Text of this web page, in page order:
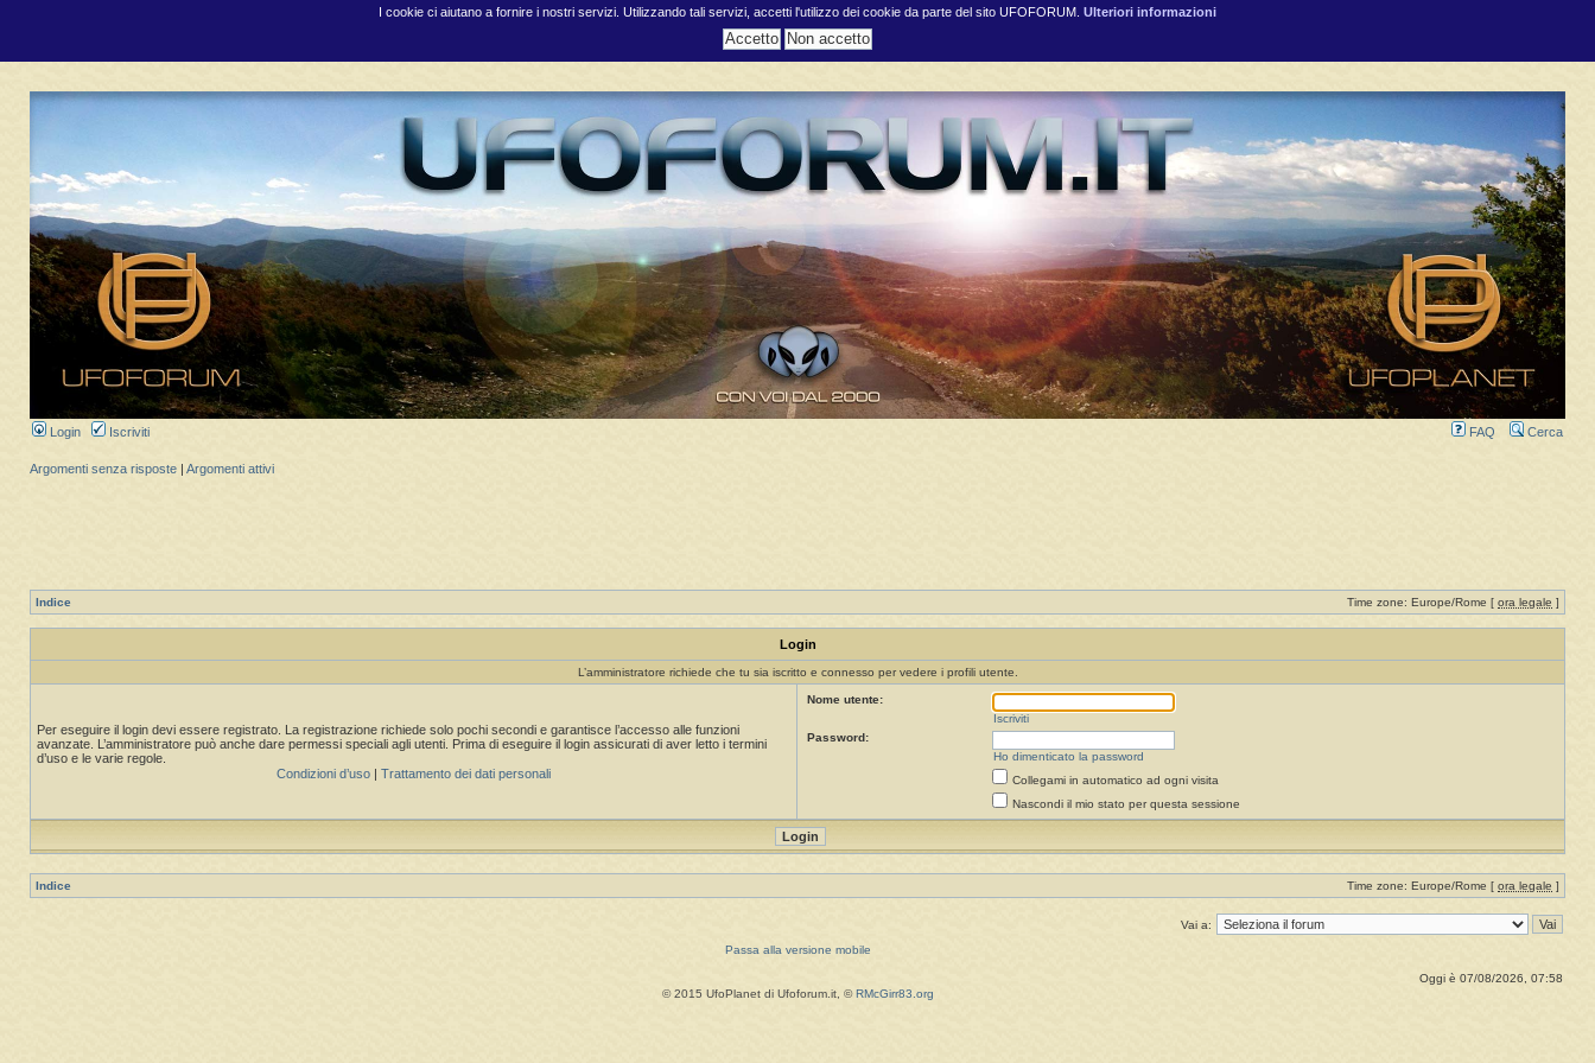
I cookie ci aiutano a fornire i nostri servizi. Utilizzando tali servizi, accetti l'utilizzo dei cookie da parte del sito UFOFORUM. Ulteriori informazioni
Login Iscriviti FAQ Cerca
Argomenti senza risposte Argomenti attivi
Indice Time zone: Europe/Rome [ ora legale ]
Login
L’amministratore richiede che tu sia iscritto e connesso per vedere i profili utente.
Per eseguire il login devi essere registrato. La registrazione richiede solo pochi secondi e garantisce l’accesso alle funzioni
avanzate. L’amministratore può anche dare permessi speciali agli utenti. Prima di eseguire il login assicurati di aver letto i termini
d’uso e le varie regole.
Condizioni d’uso
Trattamento dei dati personali
Nome utente:
Iscriviti
Password:
Ho dimenticato la password
Collegami in automatico ad ogni visita
Nascondi il mio stato per questa sessione
Indice Time zone: Europe/Rome [ ora legale ]
Vai a:
Passa alla versione mobile
Oggi è 07/08/2026, 07:58
© 2015 UfoPlanet di Ufoforum.it, © RMcGirr83.org